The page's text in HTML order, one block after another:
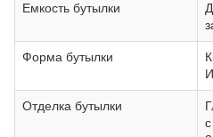
Емкость бутылки
Форма бутылки
Отделка бутылки